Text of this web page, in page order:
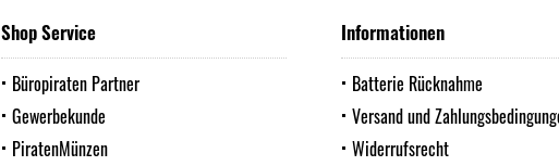
Shop Service
Büropiraten Partner
Gewerbekunde
PiratenMünzen
Informationen
Batterie Rücknahme
Versand und
Widerrufsrecht